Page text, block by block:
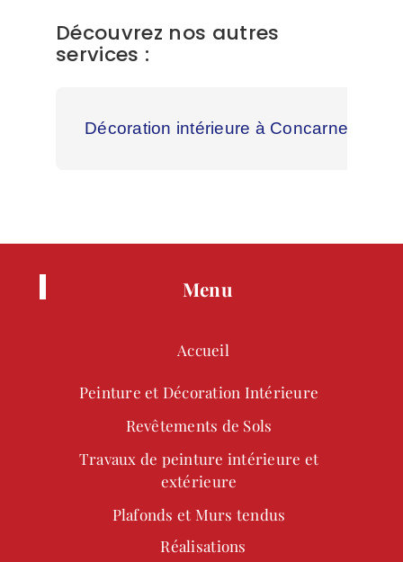
Découvrez nos autres
services :
Décoration intérieure à Concarneau
Menu
Accueil
Peinture et Décoration Intérieure
Revêtements de Sols
Travaux de peinture intérieure et
extérieure
Plafonds et Murs tendus
Réalisations